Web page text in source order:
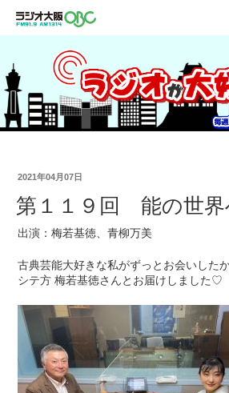
2021年04月07日
第１１９回 能の世界
出演：梅若基徳、青柳万美
古典芸能大好きな私がずっとお会いした
シテ方 梅若基徳さんとお届けしました♡